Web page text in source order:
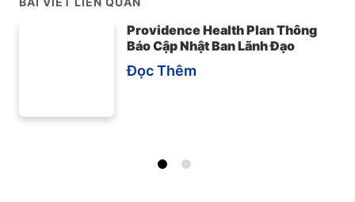
Providence Health Plan Thông
Báo Cập Nhật Ban Lãnh Đạo
Đọc Thêm